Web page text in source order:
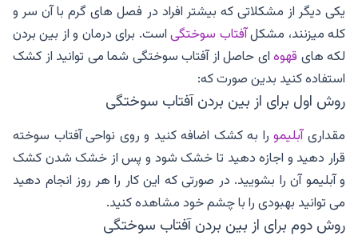
یکی دیگر از مشکلاتی که بیشتر افراد در فصل های گرم با آن سر و
کله میزنند، مشکلآفتاب سوختگیاست. برای درمان و از بین بردن
لکه های قهوهای حاصل از آفتاب سوختگی شما می توانید از کشک
استفاده کنید بدین صورت که:
روش اول برای از بین بردن آفتاب سوختگی
مقداریآبلیمورا به کشک اضافه کنید و روی نواحی آفتاب سوخته
قرار دهید و اجازه دهید تا خشک شود و پس از خشک شدن کشک
و آبلیمو آن را بشویید. در صورتی که این کار را هر روز انجام دهید
می توانید بهبودی را با چشم خود مشاهده کنید.
روش دوم برای از بین بردن آفتاب سوختگی